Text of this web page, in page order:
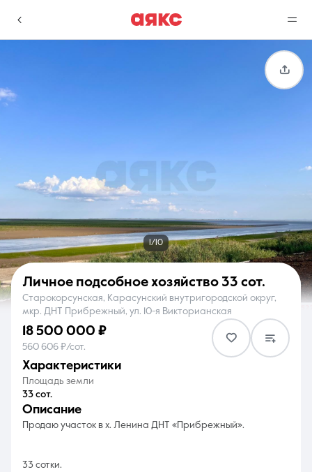
Недвижимость
О компании Контакты
Ежедневно с 08:30 до 20:00
1/10
Личное подсобное хозяйство 33 сот.
Старокорсунская, Карасунский внутригородской округ,
мкр. ДНТ Прибрежный, ул. 10-я Викторианская
18 500 000 ₽
560 606 ₽/сот.
характеристики
Площадь земли
33 сот.
описание
Продаю участок в х. Ленина ДНТ «Прибрежный».
33 сотки.